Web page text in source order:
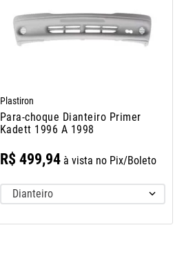
Plastiron
Para-choque Dianteiro Primer
Kadett 1996 A 1998
R$ 499,94à vista no Pix/Boleto
Dianteiro